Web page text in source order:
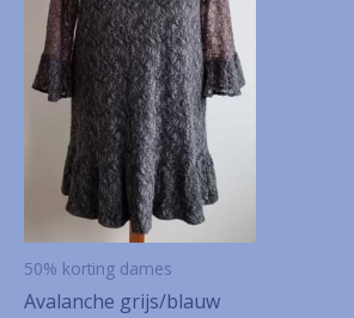
50% korting dames
Avalanche grijs/blauw